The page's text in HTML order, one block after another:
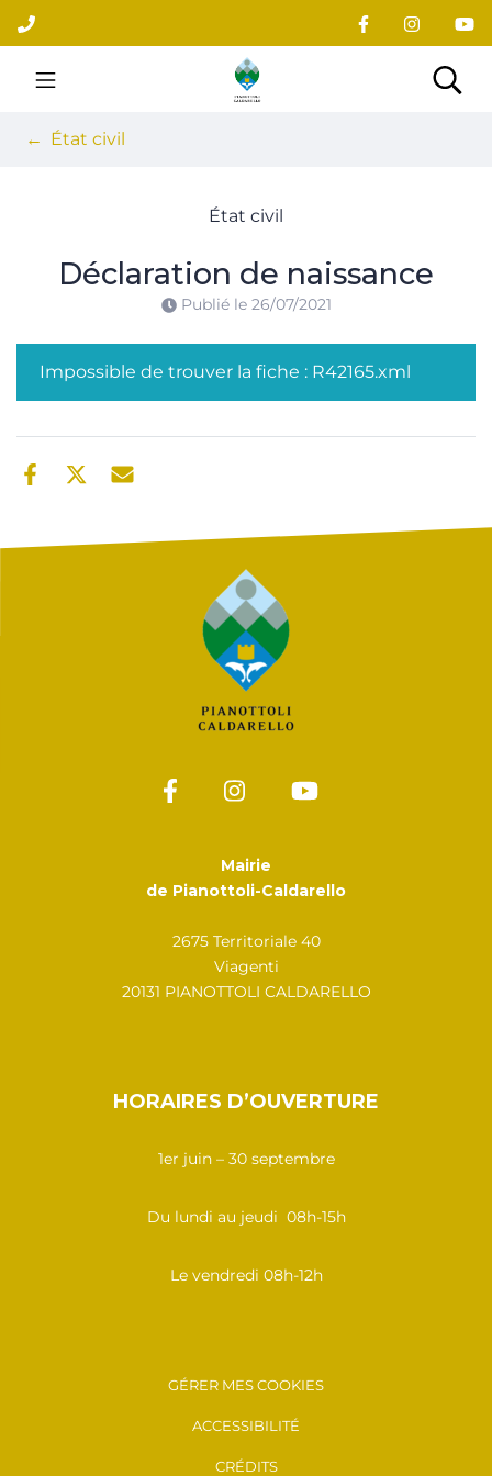
Aller
au
contenu
Site officiel du village
État civil
État civil
Déclaration de naissance
Publié le 26/07/2021
Impossible de trouver la fiche : R42165.xml
Mairie
de Pianottoli-Caldarello
2675 Territoriale 40
Viagenti
20131 PIANOTTOLI CALDARELLO
HORAIRES D’OUVERTURE
1er juin – 30 septembre
Du lundi au jeudi 08h-15h
Le vendredi 08h-12h
GÉRER MES COOKIES
ACCESSIBILITÉ
CRÉDITS